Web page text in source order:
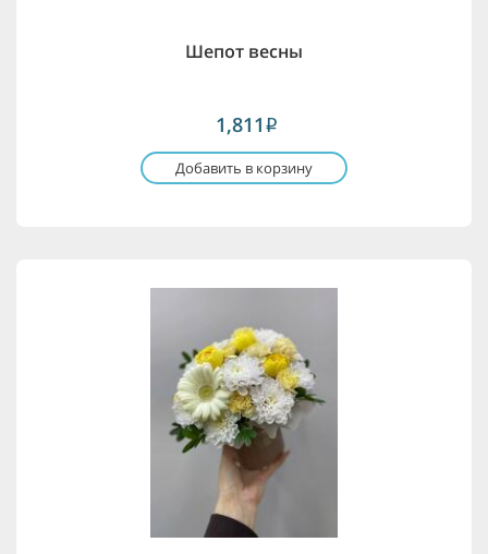
Шепот весны
1,811 i
Добавить в корзину